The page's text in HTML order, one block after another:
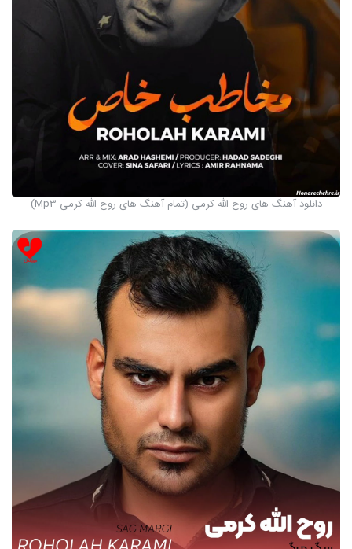
دانلود آهنگ های روح الله کرمی (تمام آهنگ های روح الله کرمی Mp3)